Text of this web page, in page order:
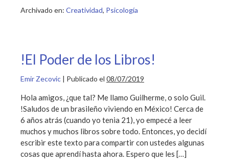
Artista
Archivado en: Creatividad, Psicología
!El Poder de los Libros!
Emir Zecovic | Publicado el 08/07/2019
Hola amigos, ¿que tal? Me llamo Guilherme, o solo Guil.
!Saludos de un brasileño viviendo en México! Cerca de
6 años atrás (cuando yo tenia 21), yo empecé a leer
muchos y muchos libros sobre todo. Entonces, yo decidí
escribir este texto para compartir con ustedes algunas
cosas que aprendí hasta ahora. Espero que les […]